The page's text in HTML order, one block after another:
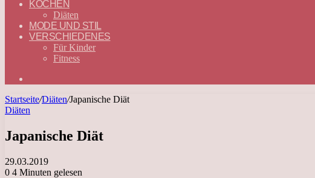
KOCHEN
Diäten
MODE UND STIL
VERSCHIEDENES
Für Kinder
Fitness
Startseite/Diäten/Japanische Diät
Diäten
Japanische Diät
29.03.2019
0 4 Minuten gelesen